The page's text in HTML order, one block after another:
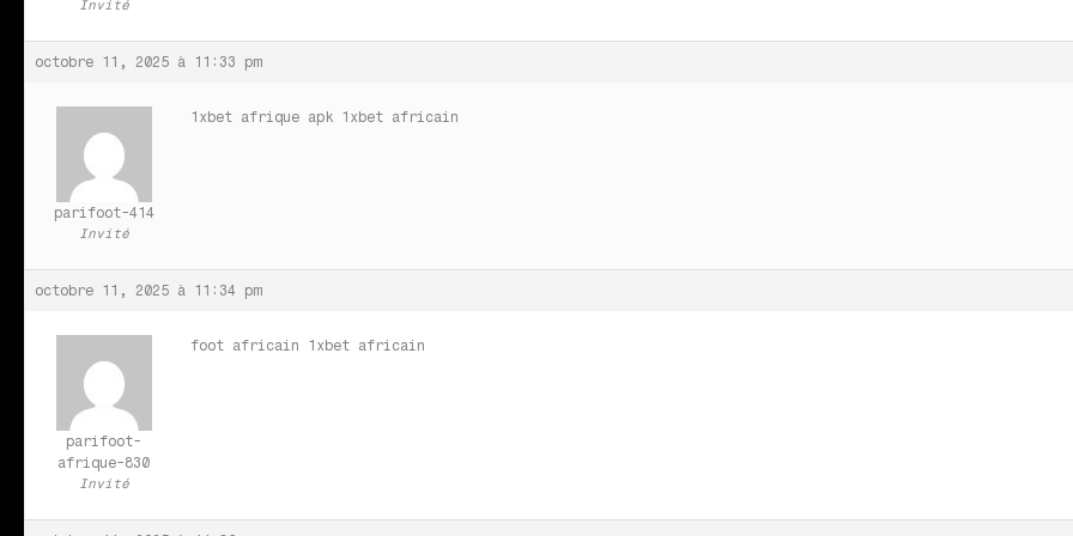
Invité
octobre 11, 2025 à 11:33 pm
parifoot-414
Invité
1xbet afrique apk 1xbet africain
octobre 11, 2025 à 11:34 pm
parifoot-
afrique-830
Invité
foot africain 1xbet africain